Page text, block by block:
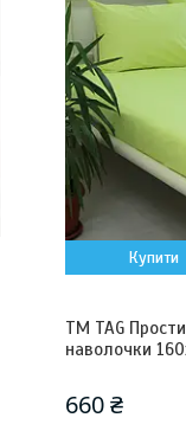
Купити
ТМ TAG
наволочки
660 ₴